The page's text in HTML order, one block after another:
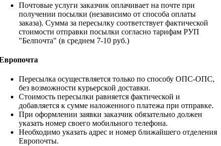
Почтовые услуги заказчик оплачивает на почте при
получении посылки (независимо от способа оплаты
заказа). Сумма за пересылку соответствует фактической
стоимости отправки посылки согласно тарифам РУП
"Белпочта" (в среднем 7-10 руб.)
Пересылка осуществляется только по способу ОПС-ОПС,
без возможности курьерской доставки.
Стоимость пересылки равняется фактической и
добавляется к сумме наложенного платежа при отправке.
При оформлении заявки заказчик обязательно должен
указать номер своего мобильного телефона.
Необходимо указать адрес и номер ближайшего отделения
Европочты.